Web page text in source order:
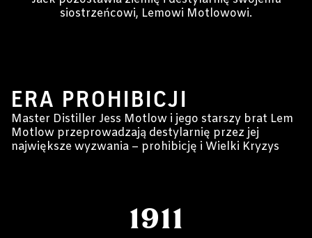
siostrzeńcowi, Lemowi Motlowowi.
ERA PROHIBICJI
Master Distiller Jess Motlow i jego starszy brat Lem
Motlow przeprowadzają destylarnię przez jej
największe wyzwania – prohibicję i Wielki Kryzys
1911